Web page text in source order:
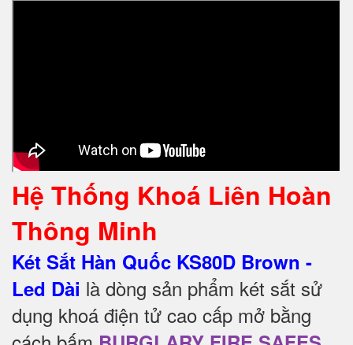
Hệ Thống Khoá Liên Hoàn
Thông Minh
Két Sắt Hàn Quốc KS80D Brown -
Led Dài là dòng sản phẩm két sắt sử
dụng khoá điện tử cao cấp mở bằng